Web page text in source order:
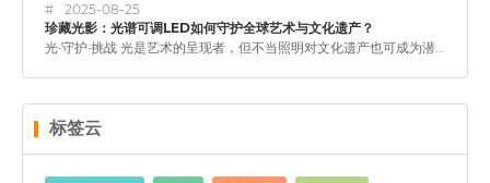
2025-08-25
珍藏光影：光谱可调LED如何守护全球艺术与文化遗产？
光·守护·挑战 光是艺术的呈现者，但不当照明对文化遗产也可成为潜在杀手。研究指出，尤其是红色、黄色颜料等有机颜料，面对不合适的光照环境，短短几个月就可能褪色或材质劣化。为此，全球很多大型博物馆逐步采用…
标签云